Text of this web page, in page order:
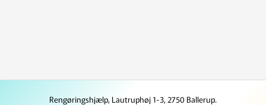
Rengøringshjælp, Lautruphøj 1-3, 2750 Ballerup.